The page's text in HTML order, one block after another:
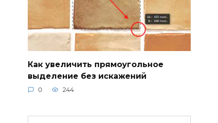
Как увеличить прямоугольное
выделение без искажений
0 244